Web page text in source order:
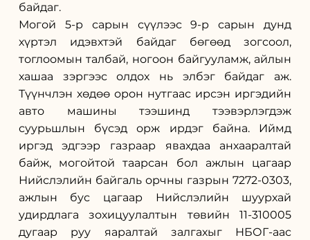
байдаг.
Могой 5-р сарын сүүлээс 9-р сарын дунд
хүртэл идэвхтэй байдаг бөгөөд зогсоол,
тоглоомын талбай, ногоон байгууламж, айлын
хашаа зэргээс олдох нь элбэг байдаг аж.
Түүнчлэн хөдөө орон нутгаас ирсэн иргэдийн
авто машины тээшинд тээвэрлэгдэж
суурьшлын бүсэд орж ирдэг байна. Иймд
иргэд эдгээр газраар явахдаа анхааралтай
байж, могойтой таарсан бол ажлын цагаар
Нийслэлийн байгаль орчны газрын 7272-0303,
ажлын бус цагаар Нийслэлийн шуурхай
удирдлага зохицуулалтын төвийн 11-310005
дугаар руу яаралтай залгахыг НБОГ-аас